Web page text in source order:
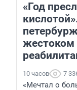
«Год
жестоком
10 часов 7
«Мечтал о